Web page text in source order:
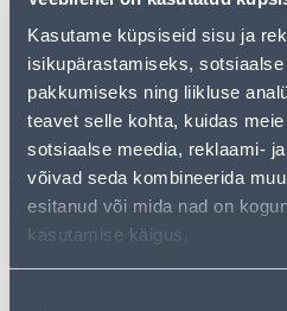
Kasutame küpsiseid sisu ja
isikupärastamiseks,
pakkumiseks ning liikluse
teavet selle kohta, kuidas
sotsiaalse meedia, reklaami-
võivad seda kombineerida
esitanud või mida nad on
kasutamise käigus.
RAAM 2-NE VILMA QR
VALGE KLAAS
19.99 €
11.99 € / tk